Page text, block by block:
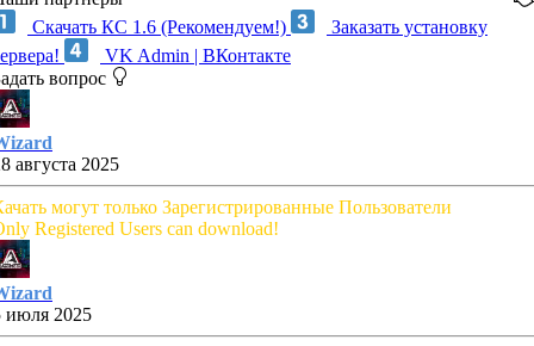
Скачать КС 1.6 (Рекомендуем!)
Заказать установку
VK Admin | ВКонтакте
вопрос
августа 2025
могут только Зарегистрированные Пользователи
Registered Users can download!
июля 2025